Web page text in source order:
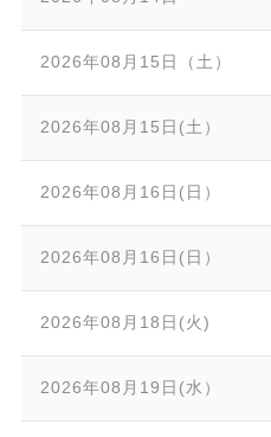
2026年08月15日（土）
2026年08月15日(土）
2026年08月16日(日）
2026年08月16日(日）
2026年08月18日(火)
2026年08月19日(水）